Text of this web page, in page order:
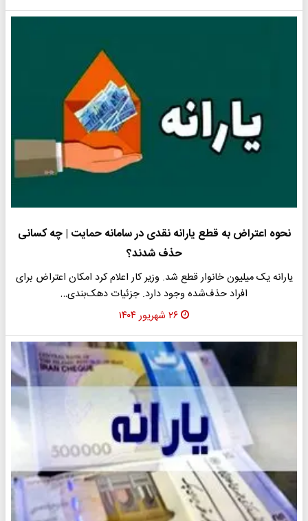
نحوه اعتراض به قطع یارانه نقدی در سامانه حمایت | چه کسانی
حذف شدند؟
یارانه یک میلیون خانوار قطع شد. وزیر کار اعلام کرد امکان اعتراض برای
افراد حذف‌شده وجود دارد. جزئیات دهک‌بندی…
۲۶ شهریور ۱۴۰۴